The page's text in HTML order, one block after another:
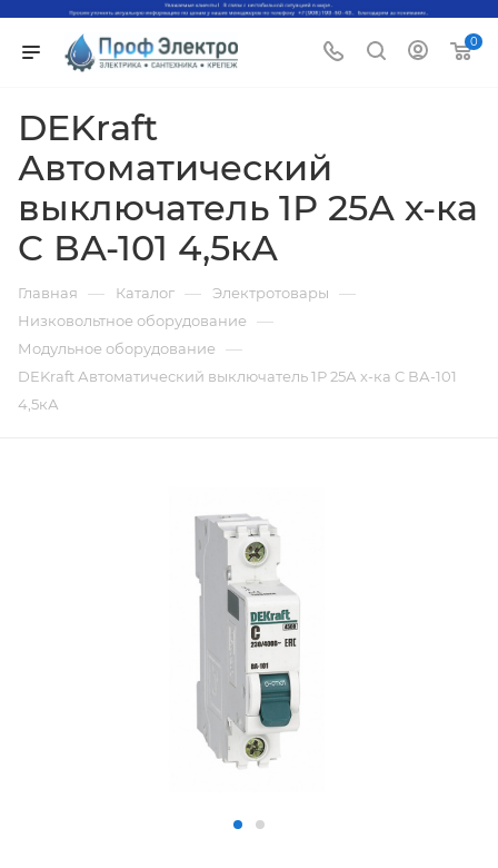
0
DEKraft
Автоматический
выключатель 1Р 25А х-ка
C ВА-101 4,5кА
Главная — Каталог — Электротовары —
Низковольтное оборудование —
Модульное оборудование —
DEKraft Автоматический выключатель 1Р 25А х-ка C ВА-101
4,5кА